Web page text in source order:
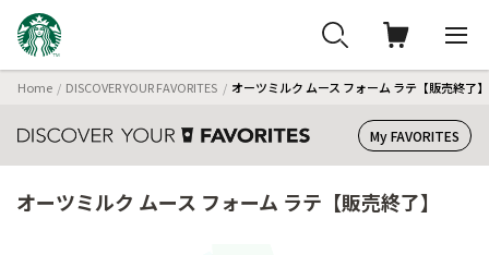
Home DISCOVER YOUR FAVORITES オーツミルク ムース フォーム ラテ【販売終了】
My FAVORITES
オーツミルク ムース フォーム ラテ【販売終了】